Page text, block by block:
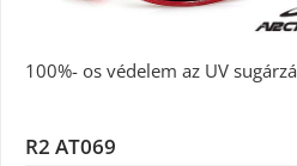
100%- os védelem az UV
R2 AT069